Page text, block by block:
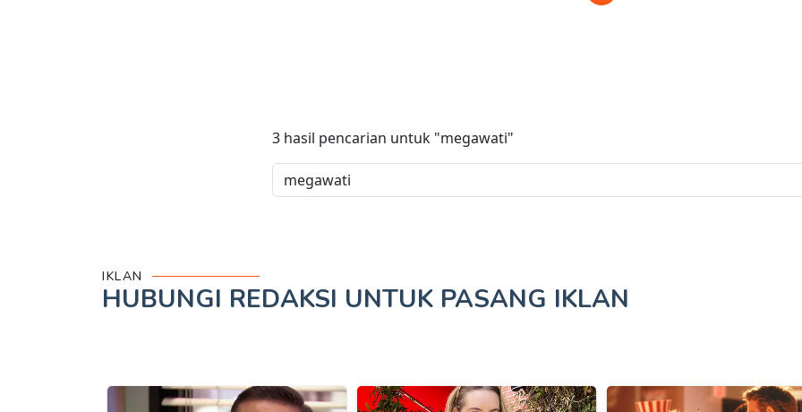
3 hasil pencarian untuk "megawati"
IKLAN
HUBUNGI REDAKSI UNTUK PASANG IKLAN